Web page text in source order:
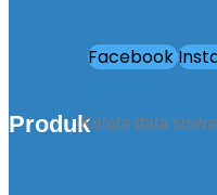
Kelola data siswa
Facebook
Produk